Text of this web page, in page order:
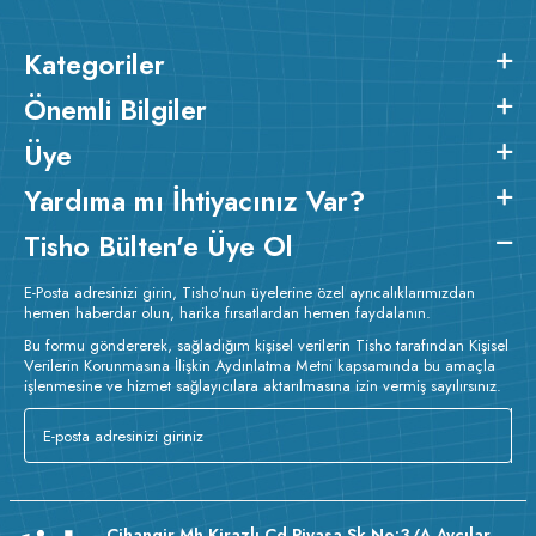
Kategoriler
Önemli Bilgiler
Üye
Yardıma mı İhtiyacınız Var?
Tisho Bülten'e Üye Ol
E-Posta adresinizi girin, Tisho'nun üyelerine özel ayrıcalıklarımızdan
hemen haberdar olun, harika fırsatlardan hemen faydalanın.
Bu formu göndererek, sağladığım kişisel verilerin Tisho tarafından Kişisel
Verilerin Korunmasına İlişkin Aydınlatma Metni kapsamında bu amaçla
işlenmesine ve hizmet sağlayıcılara aktarılmasına izin vermiş sayılırsınız.